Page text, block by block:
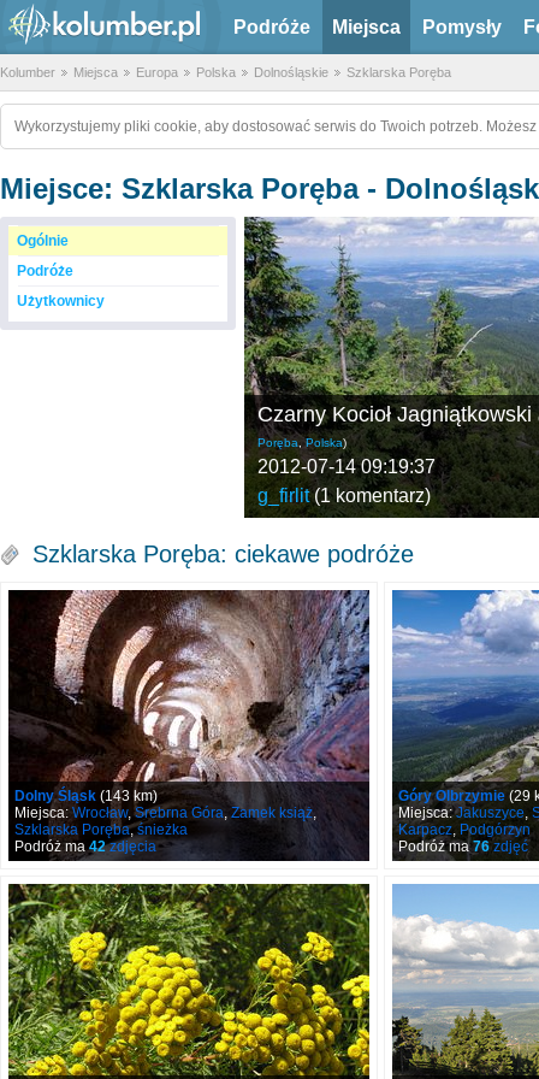
Podróże Miejsca Pomysły
Kolumber Miejsca Europa Polska Dolnośląskie Szklarska Poręba
Wykorzystujemy pliki cookie, aby dostosować serwis do Twoich potrzeb.
Miejsce: Szklarska Poręba -
Ogólnie
Podróże
Użytkownicy
Czarny Kocioł Jagniątkowski
Poręba ,Polska)
2012-07-14 09:19:37
g_firlit(1 komentarz)
Szklarska Poręba: ciekawe podróże
Dolny Śląsk (143 km)
Miejsca: Wrocław,Srebrna Góra, Zamek książ,
Szklarska Poręba,śnieżka
Podróż ma42zdjęcia
Góry Olbrzymie (29
Miejsca:Jakuszyce,
Karpacz, Podgórzyn
Podróż ma76 zdjęć